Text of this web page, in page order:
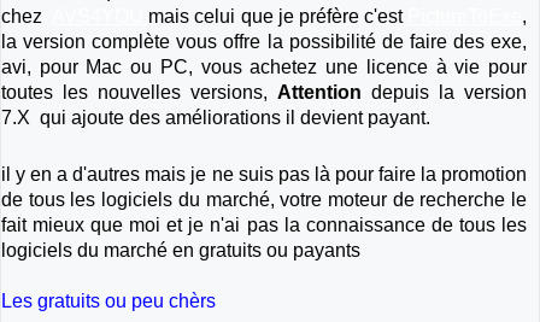
chez
mais celui que je préfère c'est
,
la version complète vous offre la possibilité de faire des exe,
avi, pour Mac ou PC, vous achetez une licence à vie pour
toutes les nouvelles versions, Attention depuis la version
7.X qui ajoute des améliorations il devient payant.
il y en a d'autres mais je ne suis pas là pour faire la promotion
de tous les logiciels du marché, votre moteur de recherche le
fait mieux que moi et je n'ai pas la connaissance de tous les
logiciels du marché en gratuits ou payants
Les gratuits ou peu chèrs